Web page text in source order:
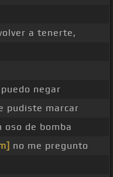
a tenerte,
negar
pudiste marcar
oso de bomba
no me pregunto